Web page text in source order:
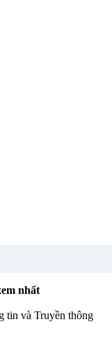
nhất
tin và Truyền thông